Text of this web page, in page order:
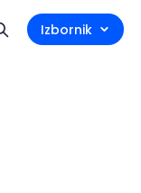
Izbornik